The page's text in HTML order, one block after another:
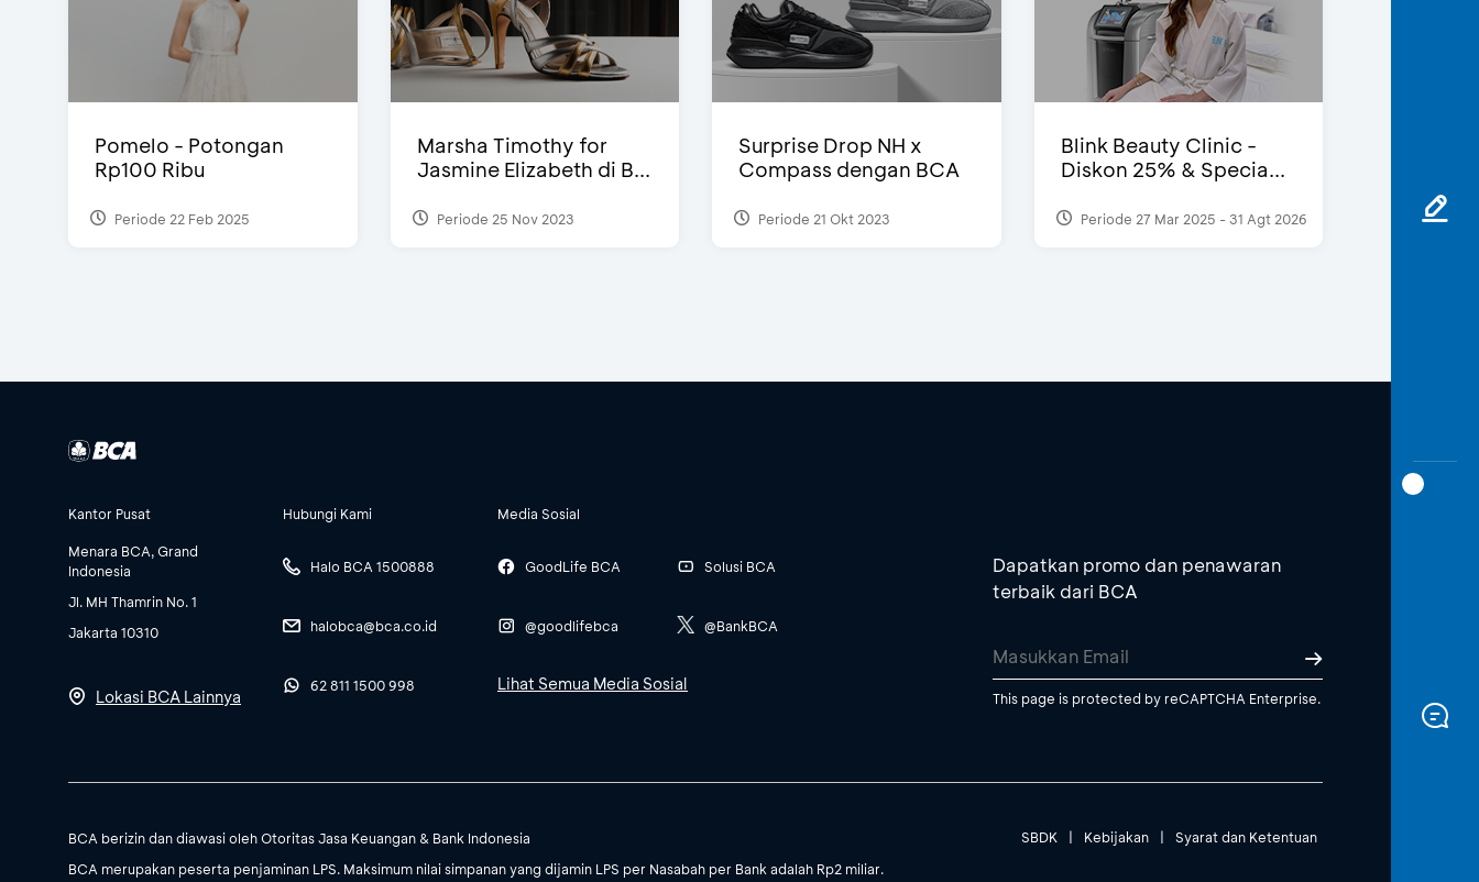
Pomelo - Potongan
Rp100 Ribu
Periode 22 Feb 2025
Marsha Timothy for
Jasmine Elizabeth di B...
Periode 25 Nov 2023
Surprise Drop NH x
Compass dengan BCA
Periode 21 Okt 2023
Blink Beauty Clinic -
Diskon 25% & Specia...
Periode 27 Mar 2025 - 31 Agt 2026
Kantor Pusat
Menara BCA, Grand
Indonesia
Jl. MH Thamrin No. 1
Jakarta 10310
Lokasi BCA Lainnya
Hubungi Kami
Halo BCA 1500888
halobca@bca.co.id
62 811 1500 998
Media Sosial
GoodLife BCA
@goodlifebca
Solusi BCA
@BankBCA
Lihat Semua Media Sosial
Dapatkan promo dan penawaran
terbaik dari BCA
This page is protected by reCAPTCHA Enterprise.
SBDK | Kebijakan | Syarat dan Ketentuan
BCA berizin dan diawasi oleh Otoritas Jasa Keuangan & Bank Indonesia
BCA merupakan peserta penjaminan LPS. Maksimum nilai simpanan yang dijamin LPS per Nasabah per Bank adalah Rp2 miliar.